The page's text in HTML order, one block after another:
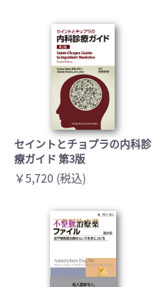
セイントとチョプラの内科診
療ガイド 第3版
￥5,720 (税込)